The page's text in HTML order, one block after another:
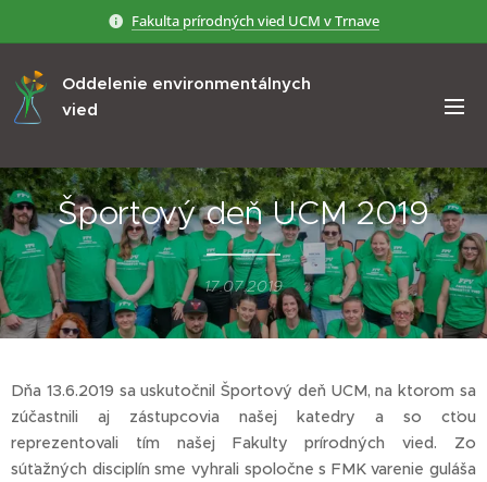
Fakulta prírodných vied UCM v Trnave
Oddelenie environmentálnych
vied
Športový deň UCM 2019
17.07.2019
Dňa 13.6.2019 sa uskutočnil Športový deň UCM, na ktorom sa
zúčastnili aj zástupcovia našej katedry a so cťou
reprezentovali tím našej Fakulty prírodných vied. Zo
súťažných disciplín sme vyhrali spoločne s FMK varenie guláša